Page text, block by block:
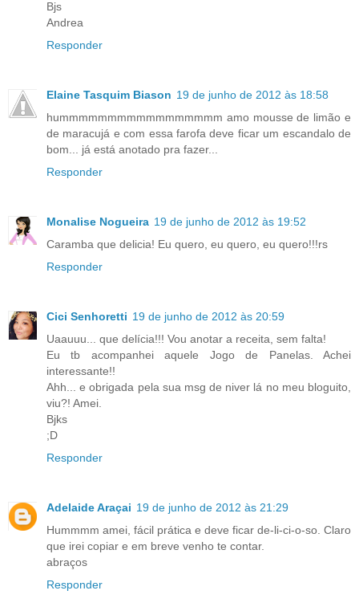
Bjs
Andrea
Responder
Elaine Tasquim Biason 19 de junho de 2012 às 18:58
hummmmmmmmmmmmmmmmm amo mousse de limão e
de maracujá e com essa farofa deve ficar um escandalo de
bom... já está anotado pra fazer...
Responder
Monalise Nogueira 19 de junho de 2012 às 19:52
Caramba que delicia! Eu quero, eu quero, eu quero!!!rs
Responder
Cici Senhoretti 19 de junho de 2012 às 20:59
Uaauuu... que delícia!!! Vou anotar a receita, sem falta!
Eu tb acompanhei aquele Jogo de Panelas. Achei
interessante!!
Ahh... e obrigada pela sua msg de niver lá no meu bloguito,
viu?! Amei.
Bjks
;D
Responder
Adelaide Araçai 19 de junho de 2012 às 21:29
Hummmm amei, fácil prática e deve ficar de-li-ci-o-so. Claro
que irei copiar e em breve venho te contar.
abraços
Responder